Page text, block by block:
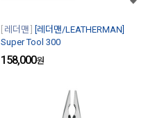
레더맨
[레더맨/LEATHERMAN]
Super Tool 300
158,000원